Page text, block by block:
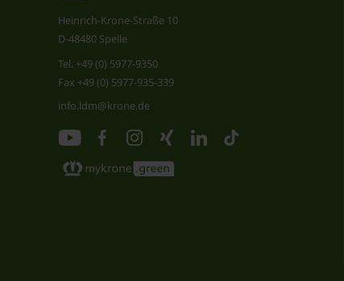
Heinrich-Krone-Straße 10
D-48480 Spelle
Tel. +49 (0) 5977-9350
Fax +49 (0) 5977-935-339
info.ldm@krone.de